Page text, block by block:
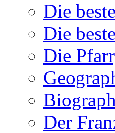
Die
Die
Die
Der